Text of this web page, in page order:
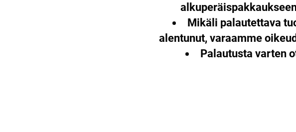
Mikäli palautettava
alentunut, varaamme
Palautusta varten